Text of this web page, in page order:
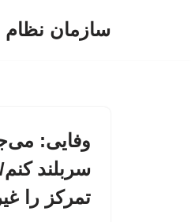
سازمان نظام
وفایی:
سربلند
تمرکز را